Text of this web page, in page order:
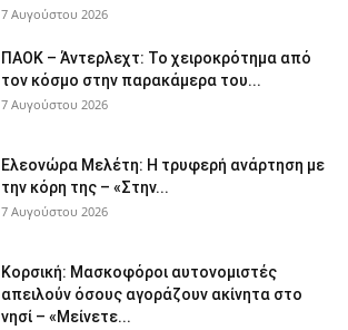
7 Αυγούστου 2026
ΠΑΟΚ – Άντερλεχτ: Το χειροκρότημα από
τον κόσμο στην παρακάμερα του...
7 Αυγούστου 2026
Ελεονώρα Μελέτη: Η τρυφερή ανάρτηση με
την κόρη της – «Στην...
7 Αυγούστου 2026
Κορσική: Μασκοφόροι αυτονομιστές
απειλούν όσους αγοράζουν ακίνητα στο
νησί – «Μείνετε...